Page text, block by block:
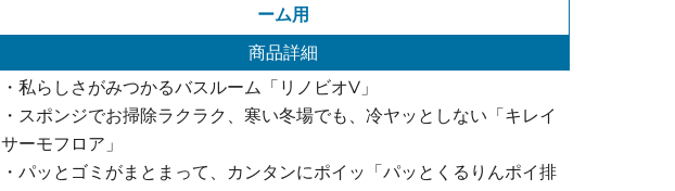
ーム用
商品詳細
・私らしさがみつかるバスルーム「リノビオV」
・スポンジでお掃除ラクラク、寒い冬場でも、冷ヤッとしない「キレイ
サーモフロア」
・パッとゴミがまとまって、カンタンにポイッ「パッとくるりんポイ排